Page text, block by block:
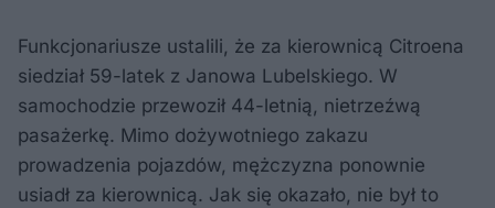
Funkcjonariusze ustalili, że za kierownicą Citroena
siedział 59-latek z Janowa Lubelskiego. W
samochodzie przewoził 44-letnią, nietrzeźwą
pasażerkę. Mimo dożywotniego zakazu
prowadzenia pojazdów, mężczyzna ponownie
usiadł za kierownicą. Jak się okazało, nie był to